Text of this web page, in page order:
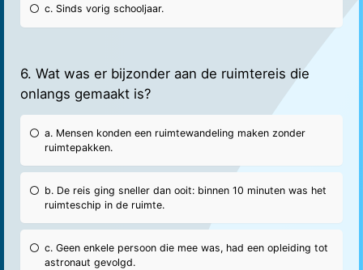
c. Sinds vorig schooljaar.
6. Wat was er bijzonder aan de ruimtereis die
onlangs gemaakt is?
a. Mensen konden een ruimtewandeling maken zonder
ruimtepakken.
b. De reis ging sneller dan ooit: binnen 10 minuten was het
ruimteschip in de ruimte.
c. Geen enkele persoon die mee was, had een opleiding tot
astronaut gevolgd.